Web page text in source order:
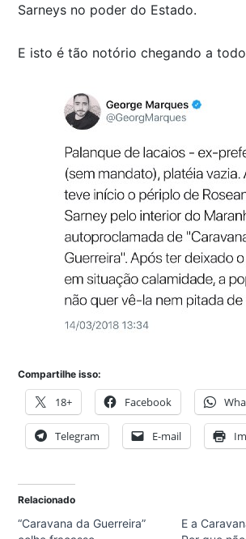
Sarneys no poder do Estado.
E isto é tão notório chegando a
Compartilhe isso:
18+ Facebook
Telegram E-mail
Relacionado
“Caravana da Guerreira”
E a